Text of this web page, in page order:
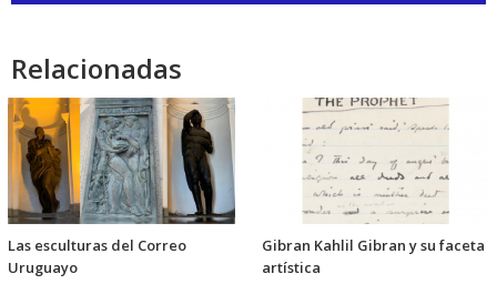
audio
Relacionadas
Las esculturas del Correo
Uruguayo
Gibran Kahlil Gibran y su faceta
artística